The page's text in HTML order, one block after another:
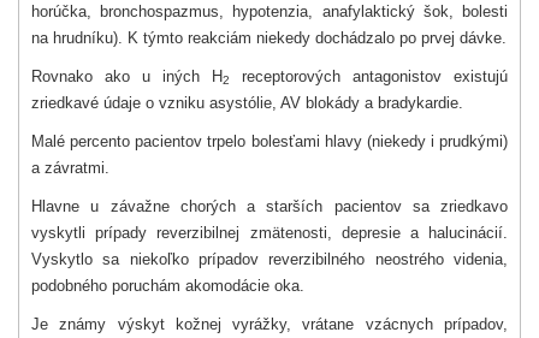
horúčka, bronchospazmus, hypotenzia, anafylaktický šok, bolesti
na hrudníku). K týmto reakciám niekedy dochádzalo po prvej dávke.
Rovnako ako u iných H2
receptorových antagonistov existujú
zriedkavé údaje o vzniku asystólie, AV blokády a bradykardie.
Malé percento pacientov trpelo bolesťami hlavy (niekedy i prudkými)
a závratmi.
Hlavne u závažne chorých a starších pacientov sa zriedkavo
vyskytli prípady reverzibilnej zmätenosti, depresie a halucinácií.
Vyskytlo sa niekoľko prípadov reverzibilného neostrého videnia,
podobného poruchám akomodácie oka.
Je známy výskyt kožnej vyrážky, vrátane vzácnych prípadov,